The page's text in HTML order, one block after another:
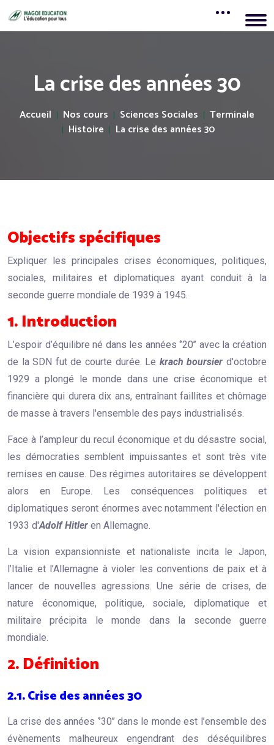
La crise des années 30
Accueil Nos cours Sciences Sociales
Terminale
Histoire
La crise des années 30
Objectifs spécifiques
Expliquer les principales crises économiques, politiques,
sociales, militaires et diplomatiques ayant conduit à la
seconde guerre mondiale de 1939 à 1945.
1. Introduction
L’espoir d’équilibre né dans les années ‘’20’’ avec la création
de la SDN fut de courte durée. Le krach boursier d'octobre
1929 a plongé le monde dans une crise économique et
financière qui durera dix ans, entraînant faillites et chômage
de masse à travers l'ensemble des pays industrialisés.
Face à l’ampleur du recul économique et du désastre social,
les démocraties semblent impuissantes et sont très vite
remises en cause. Des régimes autoritaires se développent
alors en Europe. Les conséquences politiques et
diplomatiques seront énormes avec notamment l'élection en
1933 d'Adolf Hitler en Allemagne.
La vision expansionniste et nationaliste incita le Japon,
l’Italie et l’Allemagne à violer les conventions de paix et à
lancer de nouvelles agressions. Une série de crises, de
nature économique, politique, sociale, diplomatique et
militaire précipita le monde dans la seconde guerre
mondiale.
2. Définition
2.1. Crise des années 30
La crise des années ‘’30’’ dans le monde est l’ensemble des
évènements malheureux engendrant des déséquilibres